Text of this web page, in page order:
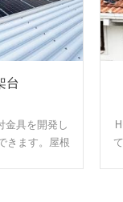
台
金具を開発し
きます。屋根